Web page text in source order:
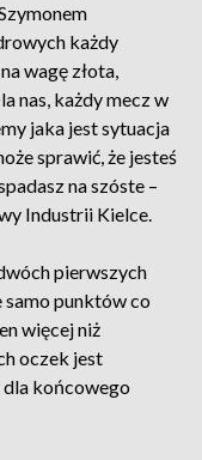
każdy
wagę złota,
nas, każdy mecz w
jaka jest sytuacja
sprawić, że jesteś
na szóste –
Industrii Kielce.
pierwszych
samo punktów co
więcej niż
oczek jest
końcowego